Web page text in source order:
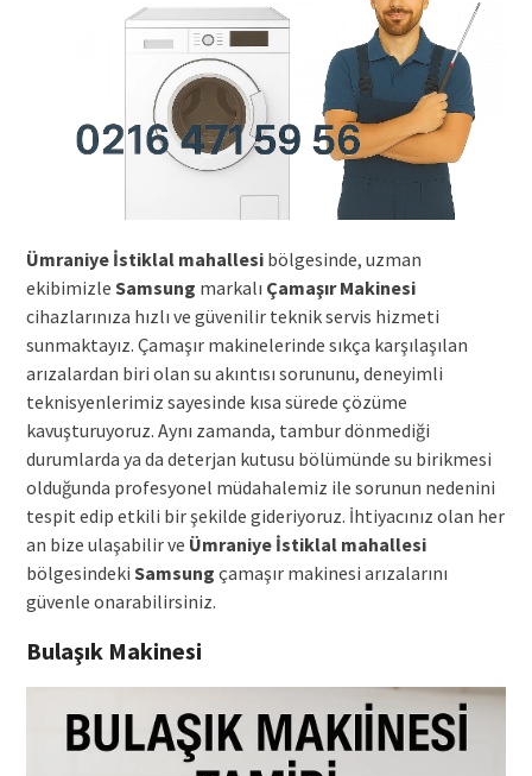
Ümraniye İstiklal mahallesibölgesinde, uzman
ekibimizle Samsung markalı Çamaşır Makinesi
cihazlarınıza hızlı ve güvenilir teknik servis hizmeti
sunmaktayız. Çamaşır makinelerinde sıkça karşılaşılan
arızalardan biri olan su akıntısı sorununu, deneyimli
teknisyenlerimiz sayesinde kısa sürede çözüme
kavuşturuyoruz. Aynı zamanda, tambur dönmediği
durumlarda ya da deterjan kutusu bölümünde su birikmesi
olduğunda profesyonel müdahalemiz ile sorunun nedenini
tespit edip etkili bir şekilde gideriyoruz. İhtiyacınız olan her
an bize ulaşabilir ve Ümraniye İstiklal mahallesi
bölgesindeki Samsung çamaşır makinesi arızalarını
güvenle onarabilirsiniz.
Bulaşık Makinesi